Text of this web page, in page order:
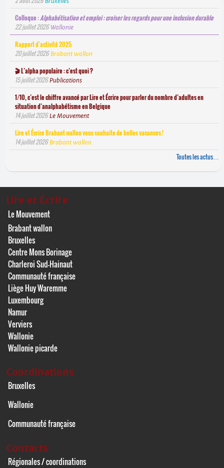
Colloque :Alphabétisation et emploi : croiser les regards pour une inclusion durable
22 juillet 2026 Wallonie
Rapport d’activité 2025
20 juillet 2026 Brabant wallon
🎬 L’alpha populaire : c’est quoi ?
15 juillet 2026 Publications
1/10, c’est le chiffre avancé par Lire et Écrire pour parler du nombre d’adultes en
situation d’analphabétisme en Belgique
14 juillet 2026 Le Mouvement
Lire et Écrire Brabant wallon vous souhaite de belles vacances !
14 juillet 2026 Brabant wallon
Toutes les actus…
Lire et Écrire
Le Mouvement
Brabant wallon
Bruxelles
Centre Mons Borinage
Charleroi Sud-Hainaut
Communauté française
Liège Huy Waremme
Luxembourg
Namur
Verviers
Wallonie
Wallonie picarde
Coordinations
Bruxelles
Wallonie
Communauté française
Contacts
Régionales / coordinations